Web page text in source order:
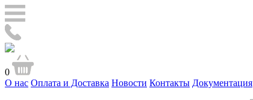
0
О нас Оплата и Доставка Новости Контакты Документация